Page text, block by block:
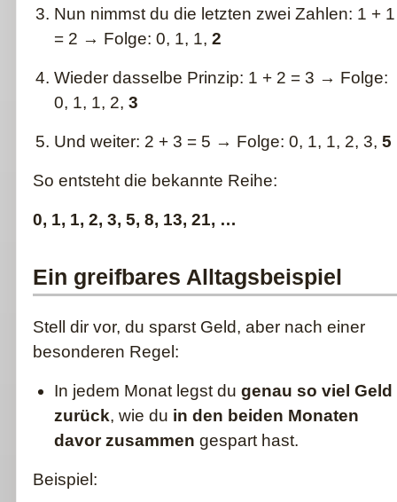
Nun nimmst du die letzten zwei Zahlen: 1 + 1
= 2 → Folge: 0, 1, 1, 2
Wieder dasselbe Prinzip: 1 + 2 = 3 → Folge:
0, 1, 1, 2, 3
Und weiter: 2 + 3 = 5 → Folge: 0, 1, 1, 2, 3, 5
So entsteht die bekannte Reihe:
0, 1, 1, 2, 3, 5, 8, 13, 21, …
Ein greifbares Alltagsbeispiel
Stell dir vor, du sparst Geld, aber nach einer
besonderen Regel:
In jedem Monat legst du genau so viel Geld
zurück, wie du in den beiden Monaten
davor zusammen gespart hast.
Beispiel: